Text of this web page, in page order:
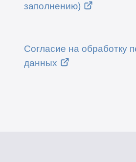
заполнению)
Согласие на обработку
данных